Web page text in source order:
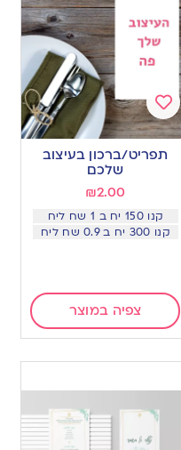
Add
תפריט/ברכון בעיצוב
שלכם
₪2.00
קנו 150 יח ב 1 שח ליח
קנו 300 יח ב 0.9 שח ליח
צפיה במוצר